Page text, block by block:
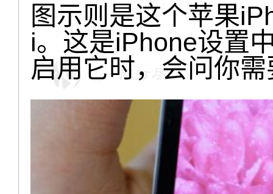
图示则是这个苹果
i。这是iPhone设置
启用它时，会问你